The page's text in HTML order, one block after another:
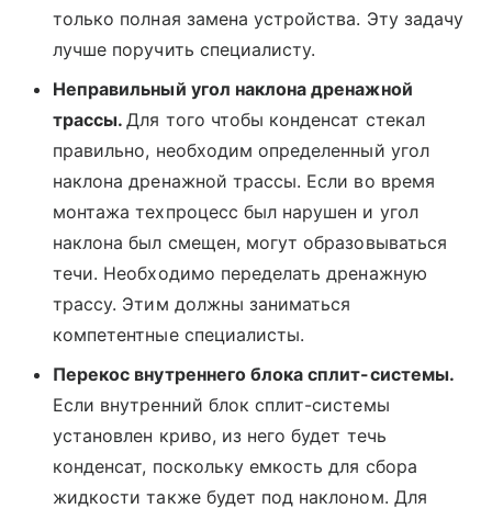
только полная замена устройства. Эту задачу
лучше поручить специалисту.
Неправильный угол наклона дренажной
трассы.Для того чтобы конденсат стекал
правильно, необходим определенный угол
наклона дренажной трассы. Если во время
монтажа техпроцесс был нарушен и угол
наклона был смещен, могут образовываться
течи. Необходимо переделать дренажную
трассу. Этим должны заниматься
компетентные специалисты.
Перекос внутреннего блока сплит-системы.
Если внутренний блок сплит-системы
установлен криво, из него будет течь
конденсат, поскольку емкость для сбора
жидкости также будет под наклоном. Для